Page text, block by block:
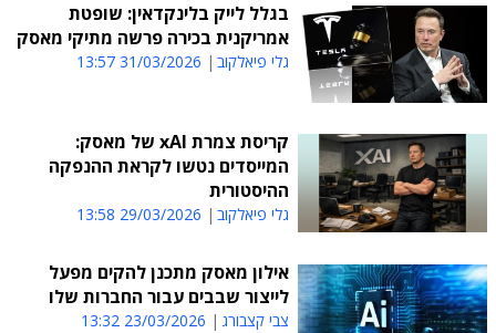
בגלל לייק בלינקדאין: שופטת
אמריקנית בכירה פרשה מתיקי מאסק
גלי פיאלקוב 31/03/2026 13:57
קריסת צמרת xAI של מאסק:
המייסדים נטשו לקראת ההנפקה
ההיסטורית
גלי פיאלקוב 29/03/2026 13:58
אילון מאסק מתכנן להקים מפעל
לייצור שבבים עבור החברות שלו
צבי קצבורג 23/03/2026 13:32